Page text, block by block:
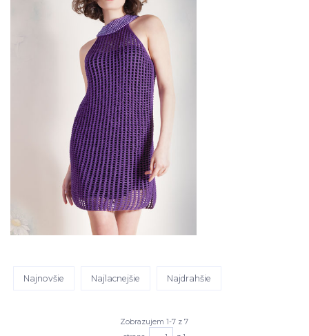
Najnovšie Najlacnejšie Najdrahšie
Zobrazujem 1-7 z 7